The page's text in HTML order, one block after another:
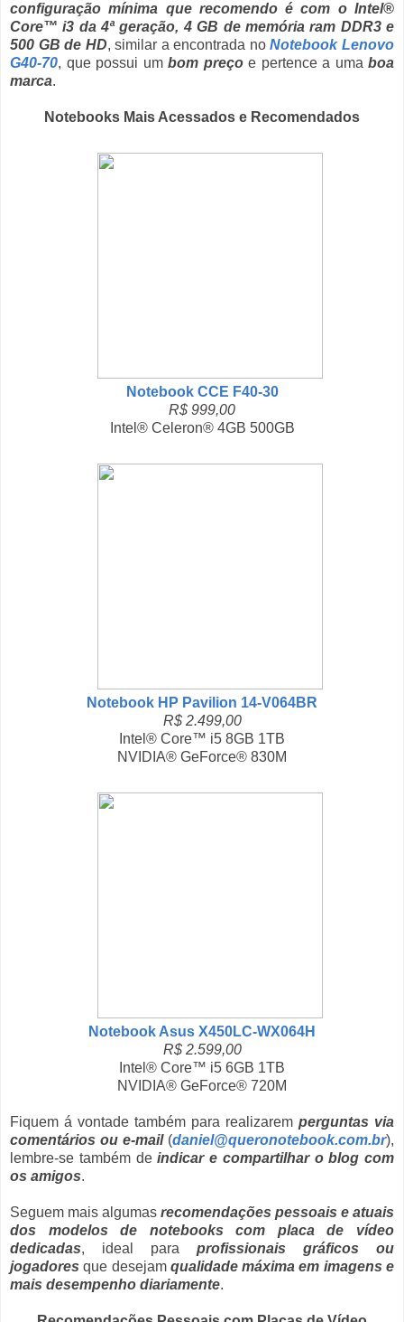
configuração mínima que recomendo é com o Intel®
Core™ i3 da 4ª geração, 4 GB de memória ram DDR3 e
500 GB de HD, similar a encontrada noNotebook Lenovo
G40-70, que possui um bom preçoe pertence a uma boa
marca.
Notebooks Mais Acessados e Recomendados
Notebook CCE F40-30
R$ 999,00
Intel® Celeron® 4GB 500GB
Notebook HP Pavilion 14-V064BR
R$ 2.499,00
Intel® Core™ i5 8GB 1TB
NVIDIA® GeForce® 830M
Notebook Asus X450LC-WX064H
R$ 2.599,00
Intel® Core™ i5 6GB 1TB
NVIDIA® GeForce® 720M
Fiquem á vontade também para realizarem perguntas via
comentários ou e-mail(daniel@queronotebook.com.br),
lembre-se também deindicar e compartilhar o blog com
os amigos.
Seguem mais algumas recomendações pessoais e atuais
dos modelos de notebooks com placa de vídeo
dedicadas, ideal para profissionais gráficos ou
jogadores que desejam qualidade máxima em imagens e
mais desempenho diariamente.